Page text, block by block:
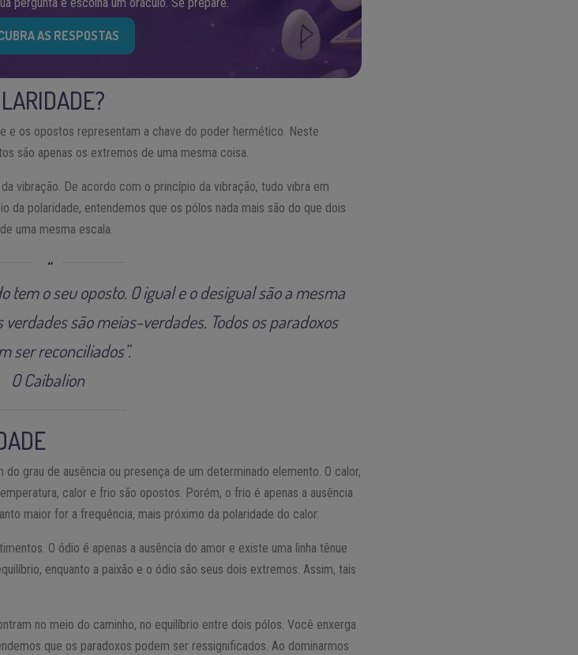
pergunta e escolha um oráculo. Se prepare.
AS RESPOSTAS
e os opostos representam a chave do poder hermético. Neste
são apenas os extremos de uma mesma coisa.
vibração. De acordo com o princípio da vibração, tudo vibra em
da polaridade, entendemos que os pólos nada mais são do que dois
uma mesma escala.
tem o seu oposto. O igual e o desigual são a mesma
verdades são meias-verdades. Todos os paradoxos
ser reconciliados”.
O Caibalion
grau de ausência ou presença de um determinado elemento. O calor,
calor e frio são opostos. Porém, o frio é apenas a ausência
maior for a frequência, mais próximo da polaridade do calor.
O ódio é apenas a ausência do amor e existe uma linha tênue
enquanto a paixão e o ódio são seus dois extremos. Assim, tais
no meio do caminho, no equilíbrio entre dois pólos. Você enxerga
que os paradoxos podem ser ressignificados. Ao dominarmos